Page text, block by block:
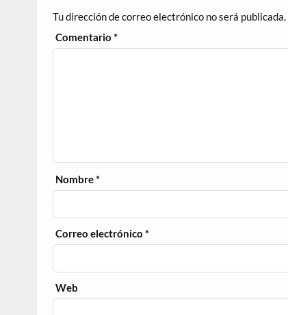
Tu dirección de correo electrónico no será publicada.
Comentario*
Nombre*
Correo electrónico*
Web